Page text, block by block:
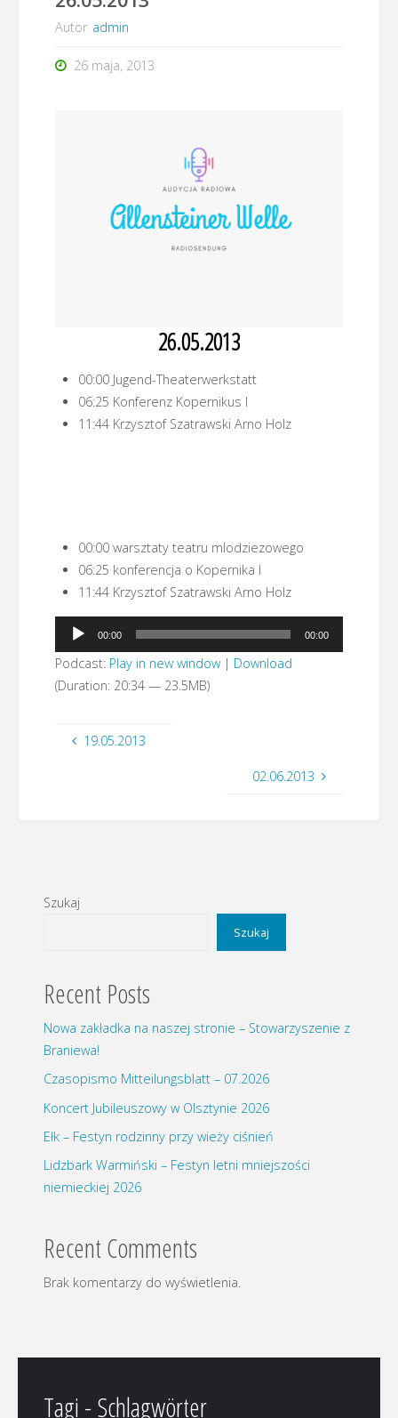
Autor admin
26 maja, 2013
26.05.2013
00:00 Jugend-Theaterwerkstatt
06:25 Konferenz Kopernikus I
11:44 Krzysztof Szatrawski Arno Holz
00:00 warsztaty teatru mlodziezowego
06:25 konferencja o Kopernika I
11:44 Krzysztof Szatrawski Arno Holz
Odtwarzacz
plików
dźwiękowych
00:00 00:00
Podcast: Play in new window| Download
(Duration: 20:34 — 23.5MB)
19.05.2013
02.06.2013
Szukaj
Szukaj
Recent Posts
Nowa zakładka na naszej stronie – Stowarzyszenie z
Braniewa!
Czasopismo Mitteilungsblatt – 07.2026
Koncert Jubileuszowy w Olsztynie 2026
Ełk – Festyn rodzinny przy wieży ciśnień
Lidzbark Warmiński – Festyn letni mniejszości
niemieckiej 2026
Recent Comments
Brak komentarzy do wyświetlenia.
Tagi - Schlagwörter